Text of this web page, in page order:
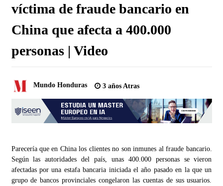
víctima de fraude bancario en
China que afecta a 400.000
personas | Video
Mundo Honduras 3 años Atras
Parecería que en China los clientes no son inmunes al fraude bancario.
Según las autoridades del país, unas 400.000 personas se vieron
afectadas por una estafa bancaria iniciada el año pasado en la que un
grupo de bancos provinciales congelaron las cuentas de sus usuarios.